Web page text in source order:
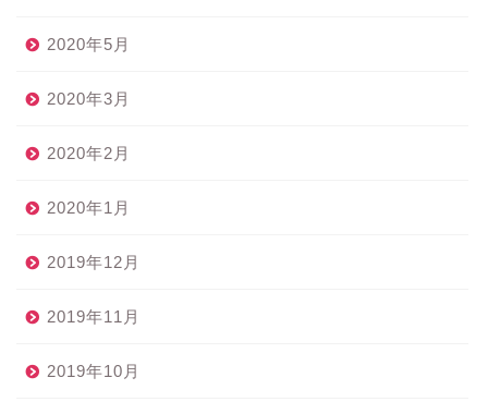
2020年5月
2020年3月
2020年2月
2020年1月
2019年12月
2019年11月
2019年10月